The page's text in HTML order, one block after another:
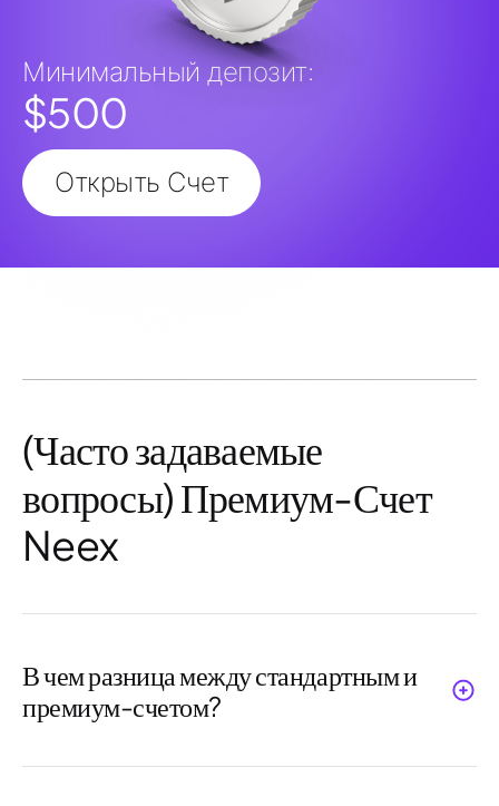
Минимальный депозит:
$500
Открыть Счет
(Часто задаваемые
вопросы) Премиум-Счет
Neex
В чем разница между стандартным и
премиум-счетом?
Премиум-счет предлагаетменьшие